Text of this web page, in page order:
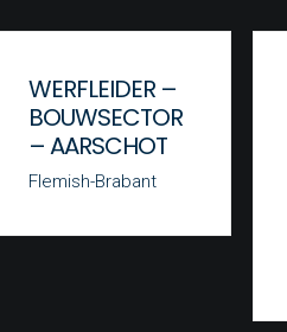
WERFLEIDER –
BOUWSECTOR
– AARSCHOT
Flemish-Brabant